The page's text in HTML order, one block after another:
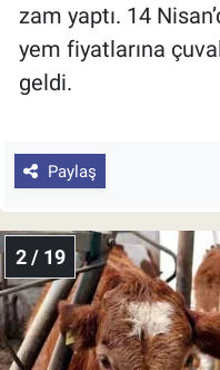
zam yaptı. 14
yem fiyatlarına
geldi.
Paylaş
2 / 19